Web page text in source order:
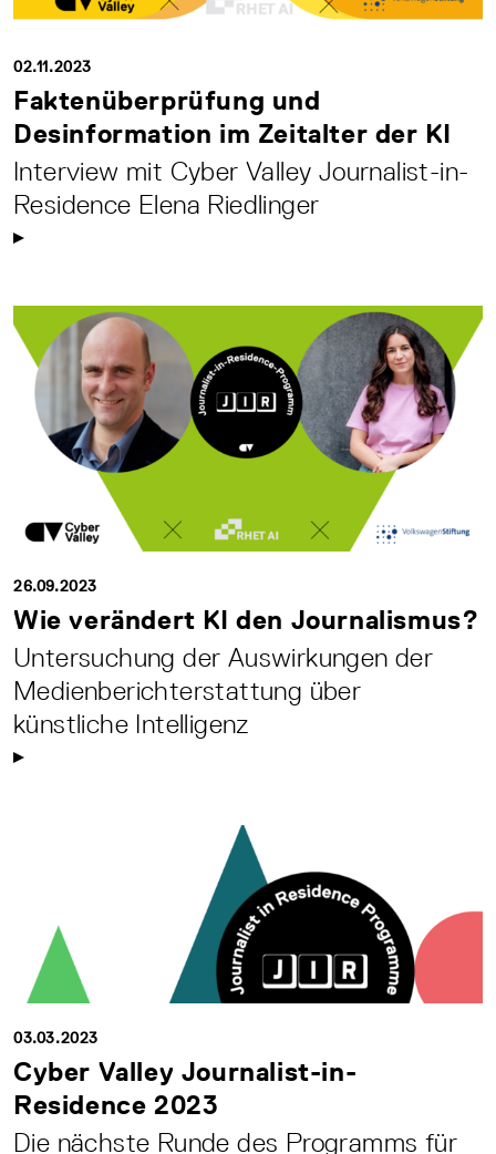
02.11.2023
Faktenüberprüfung und
Desinformation im Zeitalter der KI
Interview mit Cyber Valley Journalist-in-
Residence Elena Riedlinger
26.09.2023
Wie verändert KI den Journalismus?
Untersuchung der Auswirkungen der
Medienberichterstattung über
künstliche Intelligenz
03.03.2023
Cyber Valley Journalist-in-
Residence 2023
Die nächste Runde des Programms für